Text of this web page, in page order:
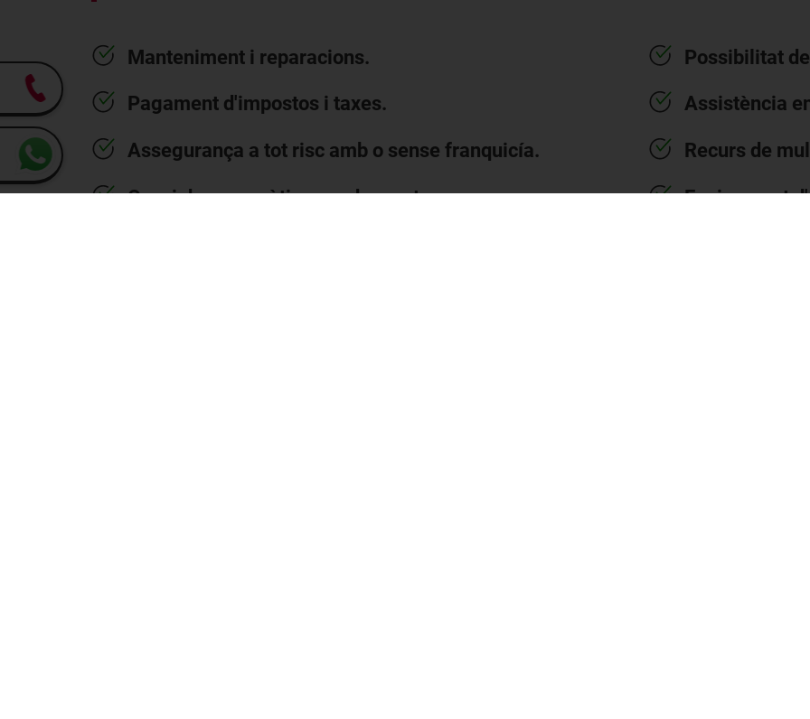
Manteniment i reparacions.
Pagament d'impostos i taxes.
Assegurança a tot risc amb o sense franquicía.
Canvi de pneumàtics per desgast.
Possibilitat
Assistència
Recurs de
Equipament